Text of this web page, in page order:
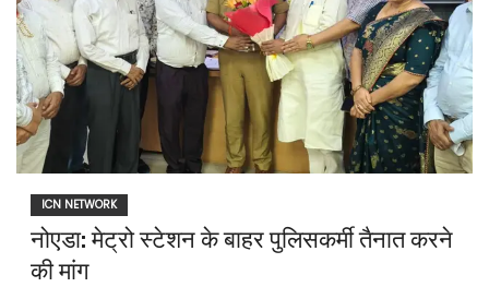
ICN NETWORK
नोएडा: मेट्रो स्टेशन के बाहर पुलिसकर्मी तैनात करने
की मांग